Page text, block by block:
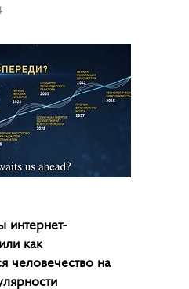
интернет-
как
человечество на